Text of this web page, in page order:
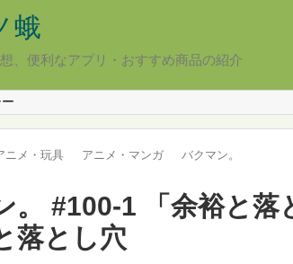
蛾
、便利なアプリ・おすすめ商品の紹介
ニメ・玩具 アニメ・マンガ バクマン。
。 #100-1 「余裕と落
落とし穴